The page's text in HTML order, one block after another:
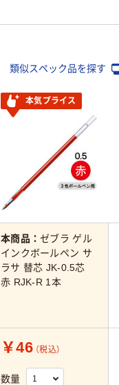
類似スペック品を探す
本気プライス
本商品：ゼブラ ゲル
インクボールペン サ
ラサ 替芯 JK-0.5芯
赤 RJK-R 1本
￥46 （税込）
数量